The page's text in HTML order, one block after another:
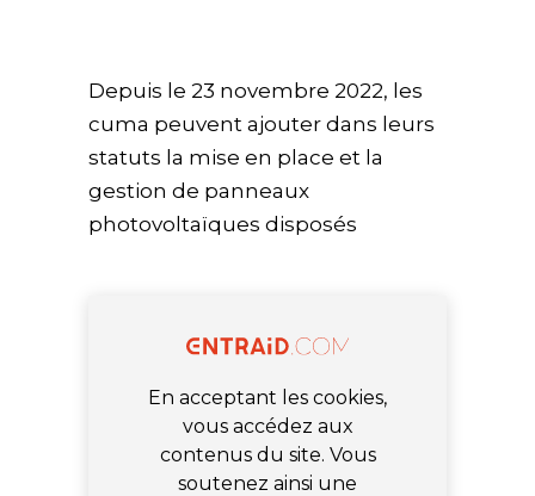
Depuis le 23 novembre 2022, les
cuma peuvent ajouter dans leurs
statuts la mise en place et la
gestion de panneaux
photovoltaïques disposés
En acceptant les cookies,
vous accédez aux
contenus du site. Vous
soutenez ainsi une